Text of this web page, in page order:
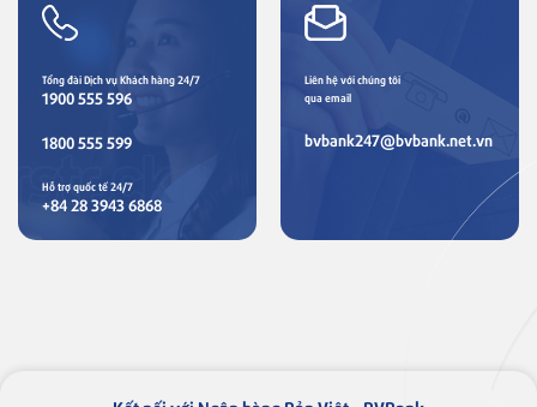
Tổng đài Dịch vụ Khách hàng 24/7
1900 555 596
1800 555 599
Hỗ trợ quốc tế 24/7
+84 28 3943 6868
Liên hệ với chúng tôi
qua email
bvbank247@bvbank.net.vn
Thẻ tín dụng BVBank JCB Ms.
Thẻ NAPAS
Thẻ tín dụng BVBank NAPAS